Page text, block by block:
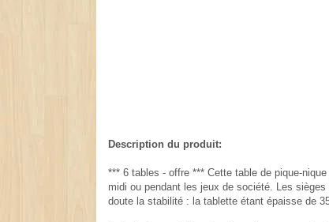
Description du produit:
*** 6 tables - offre *** Cette table de pique-
midi ou pendant les jeux de société. Les
doute la stabilité : la tablette étant épaisse de